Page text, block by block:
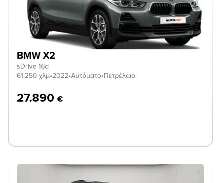
BMW X2
sDrive 16d
61.250 χλμ•2022•Αυτόματο•Πετρέλαιο
27.890 €